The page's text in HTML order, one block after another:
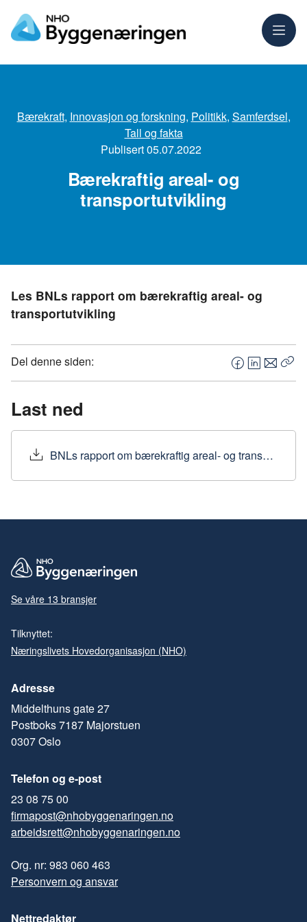
Meny
Bærekraft, Innovasjon og forskning, Politikk, Samferdsel,
Tall og fakta
Publisert05.07.2022
Bærekraftig areal- og
transportutvikling
Les BNLs rapport om bærekraftig areal- og
transportutvikling
Del denne siden:
F
a
b
o
k
L
i
e
d
n
E
-
s
Last ned
BNLs rapport om bærekraftig areal- og transportutvikling
Se våre 13 bransjer
Tilknyttet:
Næringslivets Hovedorganisasjon (NHO)
Adresse
Middelthuns gate 27
Postboks 7187 Majorstuen
0307 Oslo
Telefon og e-post
23 08 75 00
firmapost@nhobyggenaringen.no
arbeidsrett@nhobyggenaringen.no
Org. nr: 983 060 463
Personvern og ansvar
Nettredaktør